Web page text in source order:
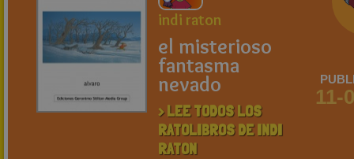
indi raton
el misterioso
fantasma
nevado
> LEE TODOS LOS
RATOLIBROS DE INDI
RATON
11-